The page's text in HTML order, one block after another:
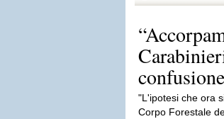
"L'ipotesi che ora
Corpo Forestale